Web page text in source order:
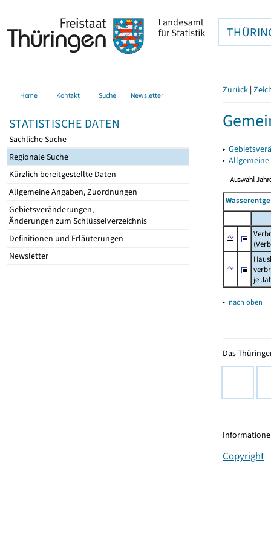
Home Kontakt Suche Newsletter
STATISTISCHE DATEN
Sachliche Suche
Regionale Suche
Kürzlich bereitgestellte Daten
Allgemeine Angaben, Zuordnungen
Gebietsveränderungen,
Änderungen zum Schlüsselverzeichnis
Definitionen und Erläuterungen
Newsletter
Zurück |
▸
▸
je
▴ nach oben
Das
Copyright